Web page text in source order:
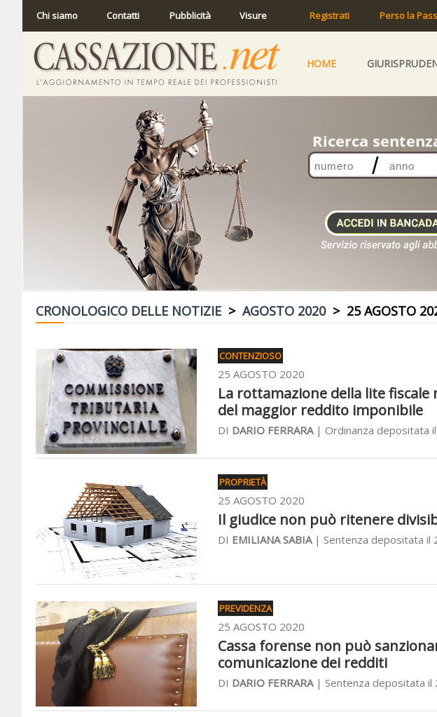
Chi siamo Contatti Pubblicità Visure Registrati Perso la
HOME
CRONOLOGICO DELLE NOTIZIE > AGOSTO 2020> 25 AGOSTO
CONTENZIOSO
25 AGOSTO 2020
La rottamazione della lite
del maggior reddito imponibile
DI DARIO FERRARA| Ordinanza depositata
PROPRIETÀ
25 AGOSTO 2020
Il giudice non può ritenere
DI EMILIANA SABIA| Sentenza depositata il
PREVIDENZA
25 AGOSTO 2020
Cassa forense non può
comunicazione dei redditi
DI DARIO FERRARA| Sentenza depositata il